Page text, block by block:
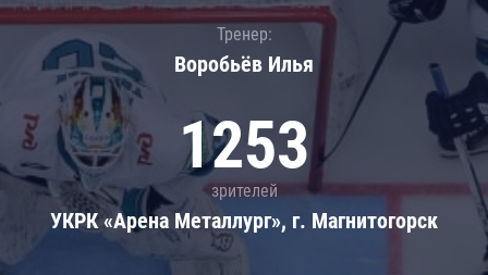
Тренер:
Воробьёв Илья
1253
зрителей
УКРК «Арена Металлург», г. Магнитогорск